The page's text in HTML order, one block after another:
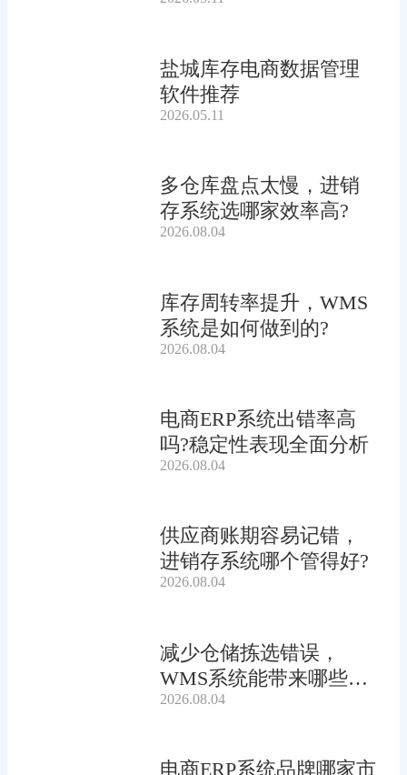
盐城库存电商数据管理
软件推荐
2026.05.11
多仓库盘点太慢，进销
存系统选哪家效率高?
2026.08.04
库存周转率提升，WMS
系统是如何做到的?
2026.08.04
电商ERP系统出错率高
吗?稳定性表现全面分析
2026.08.04
供应商账期容易记错，
进销存系统哪个管得好?
2026.08.04
减少仓储拣选错误，
WMS系统能带来哪些连
锁收益?
2026.08.04
电商ERP系统品牌哪家市